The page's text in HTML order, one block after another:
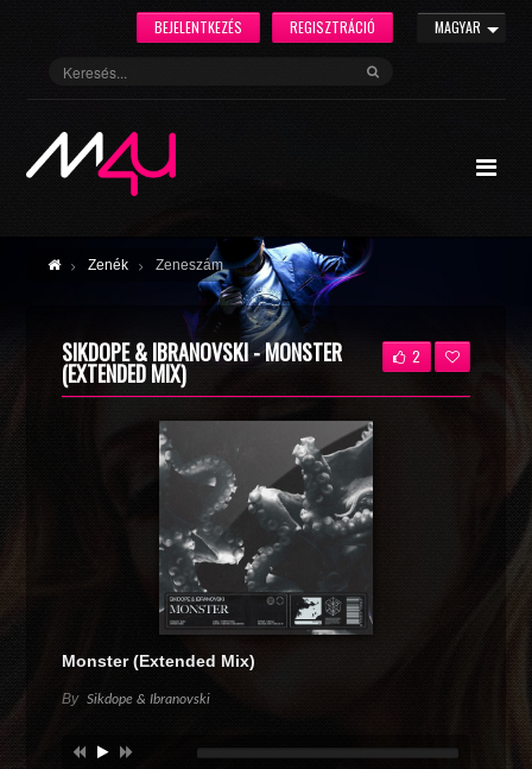
MAGYAR
REGISZTRÁCIÓ
BEJELENTKEZÉS
Zenék Zeneszám
SIKDOPE & IBRANOVSKI - MONSTER
(EXTENDED MIX)
2
Monster (Extended Mix)
By Sikdope & Ibranovski